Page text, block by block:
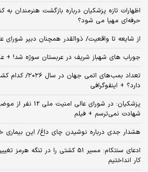
اظهارات تازه پزشکیان درباره بازگشت هنرمندان به
حرفه‌ای مهیا می شود؟
از شایعه تا واقعیت/ ذوالقدر همچنان دبیر
جوراب های شهباز شریف در عربستان سوژه شد! +
تعداد بمب‌های اتمی
دارد؟ + اینفوگرافی
پزشکیان: در شورای عالی
شهادت نمی‌ترسم + فیلم
هشدار جدی درباره نوشیدن چای داغ/ این
ادعای سنتکام: مسیر 51 کشتی را در
کار انداختیم